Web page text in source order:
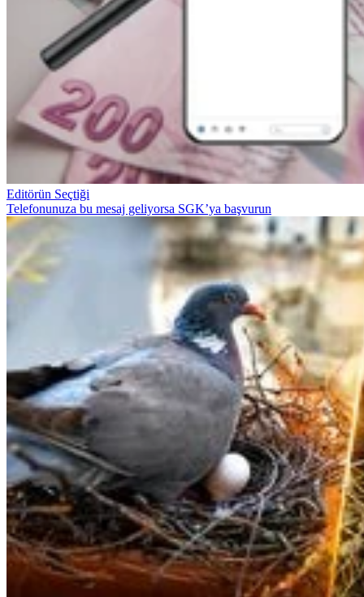
Editörün Seçtiği
Telefonunuza bu mesaj geliyorsa SGK’ya başvurun